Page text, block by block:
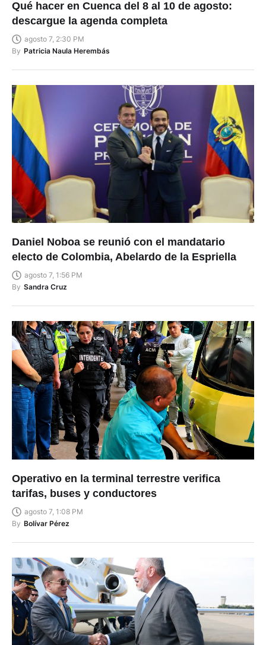
Qué hacer en Cuenca del 8 al 10 de agosto:
descargue la agenda completa
agosto 7, 2:30 PM
By Patricia Naula Herembás
Daniel Noboa se reunió con el mandatario
electo de Colombia, Abelardo de la Espriella
agosto 7, 1:56 PM
By Sandra Cruz
Operativo en la terminal terrestre verifica
tarifas, buses y conductores
agosto 7, 1:08 PM
By Bolívar Pérez